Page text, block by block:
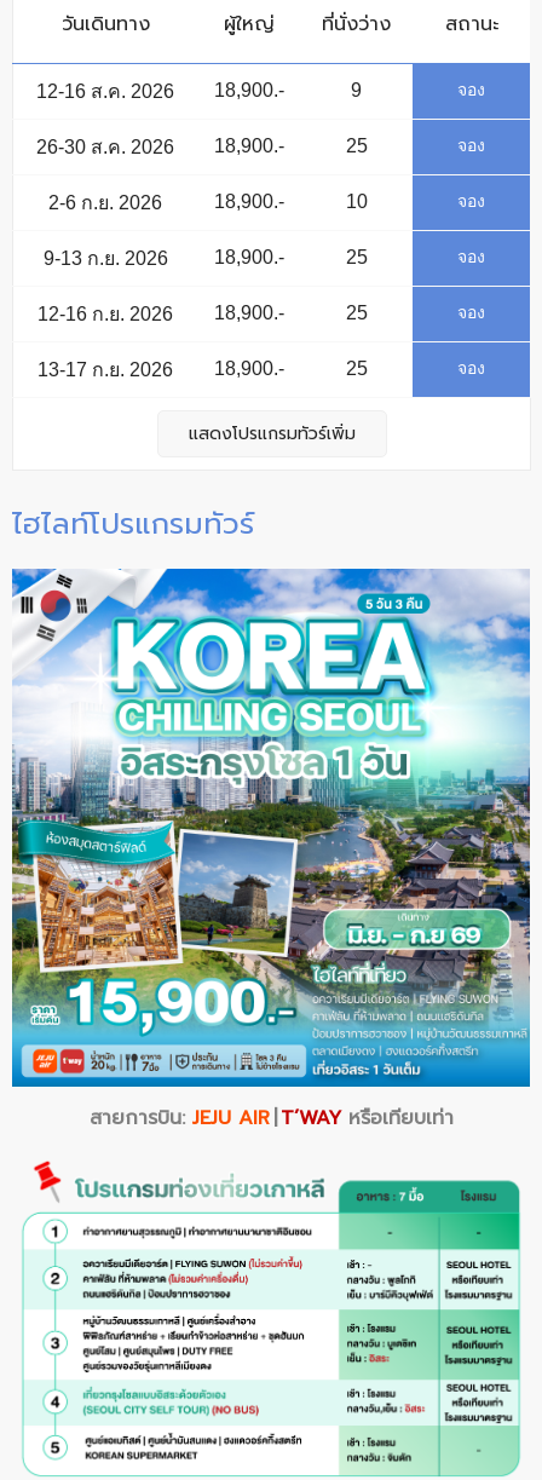
วันเดินทาง ผู้ใหญ่ ที่นั่งว่าง สถานะ
12-16 ส.ค. 2026 18,900.- 9 Waitlist
จอง
26-30 ส.ค. 2026 18,900.- 25 Available
จอง
2-6 ก.ย. 2026 18,900.- 10 Waitlist
จอง
9-13 ก.ย. 2026 18,900.- 25 Available
จอง
12-16 ก.ย. 2026 18,900.- 25 Available
จอง
13-17 ก.ย. 2026 18,900.- 25 Available
จอง
แสดงโปรแกรมทัวร์เพิ่ม
ไฮไลท์โปรแกรมทัวร์
สายการบิน: JEJU AIR T’WAYหรือเทียบเท่า